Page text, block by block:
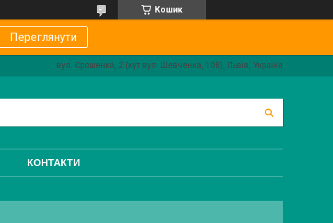
Кошик
Переглянути
вул. Єрошенка, 2 (кут вул. Шевченка, 108), Львів, Україна
КОНТАКТИ